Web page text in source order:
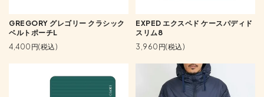
GREGORY グレゴリー クラシック
ベルトポーチL
4,400円(税込)
EXPED エクスペド ケースパディド
スリム8
3,960円(税込)